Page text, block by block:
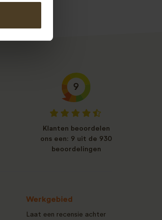
9
Klanten beoordelen
ons een: 9 uit de 930
beoordelingen
Werkgebied
Laat een recensie achter